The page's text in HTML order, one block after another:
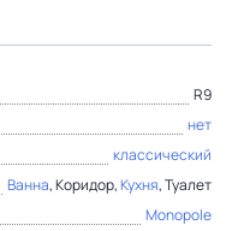
R9
нет
классический
Ванна, Коридор,Кухня, Туалет
Monopole